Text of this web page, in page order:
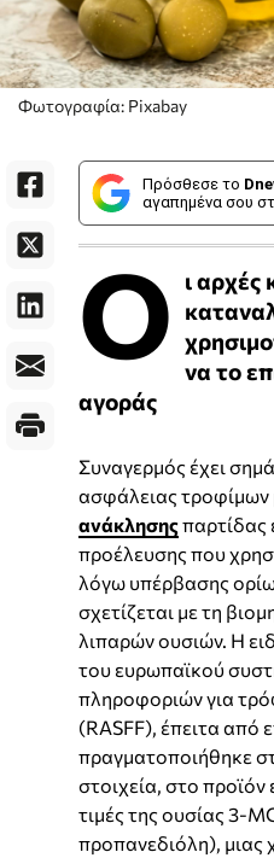
Φωτογραφία: Pixabay
Πρόσθεσε το
αγαπημένα σου
Ο ι αρχές
να το
αγοράς
Συναγερμός έχει
ασφάλειας
ανάκλησηςπαρτίδας
προέλευσης που
λόγω υπέρβασης
σχετίζεται με τη
λιπαρών ουσιών. Η
του ευρωπαϊκού
πληροφοριών για
(RASFF), έπειτα από
πραγματοποιήθηκε
στοιχεία, στο προϊόν
τιμές της ουσίας 3-
προπανεδιόλη), μιας